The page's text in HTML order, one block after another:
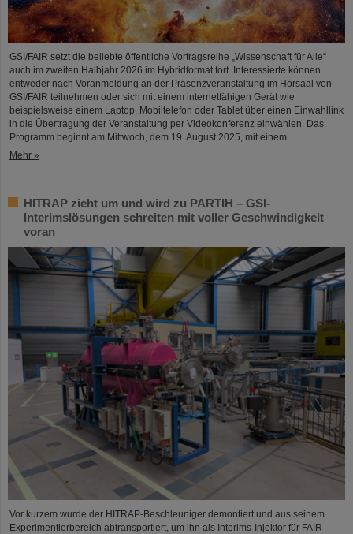
GSI/FAIR setzt die beliebte öffentliche Vortragsreihe „Wissenschaft für Alle“
auch im zweiten Halbjahr 2026 im Hybridformat fort. Interessierte können
entweder nach Voranmeldung an der Präsenzveranstaltung im Hörsaal von
GSI/FAIR teilnehmen oder sich mit einem internetfähigen Gerät wie
beispielsweise einem Laptop, Mobiltelefon oder Tablet über einen Einwahllink
in die Übertragung der Veranstaltung per Videokonferenz einwählen. Das
Programm beginnt am Mittwoch, dem 19. August 2025, mit einem…
Mehr »
HITRAP zieht um und wird zu PARTIH – GSI-
Interimslösungen schreiten mit voller Geschwindigkeit
voran
Vor kurzem wurde der HITRAP-Beschleuniger demontiert und aus seinem
Experimentierbereich abtransportiert, um ihn als Interims-Injektor für FAIR